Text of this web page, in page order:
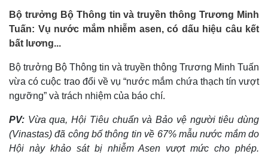
Việc làm
Biển đảo
Bộ trưởng Bộ Thông tin và truyền thông Trương Minh
Tuấn: Vụ nước mắm nhiễm asen, có dấu hiệu câu kết
bất lương...
Bộ trưởng Bộ Thông tin và truyền thông Trương Minh Tuấn
vừa có cuộc trao đổi về vụ “nước mắm chứa thạch tín vượt
ngưỡng” và trách nhiệm của báo chí.
PV: Vừa qua, Hội Tiêu chuẩn và Bảo vệ người tiêu dùng
(Vinastas) đã công bố thông tin về 67% mẫu nước mắm do
Hội này khảo sát bị nhiễm Asen vượt mức cho phép.